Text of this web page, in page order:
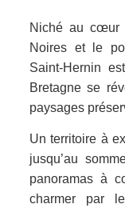
Niché au cœur
Noires et le
Saint-Hernin
Bretagne se
paysages
Un territoire à
jusqu’au
panoramas à
charmer par